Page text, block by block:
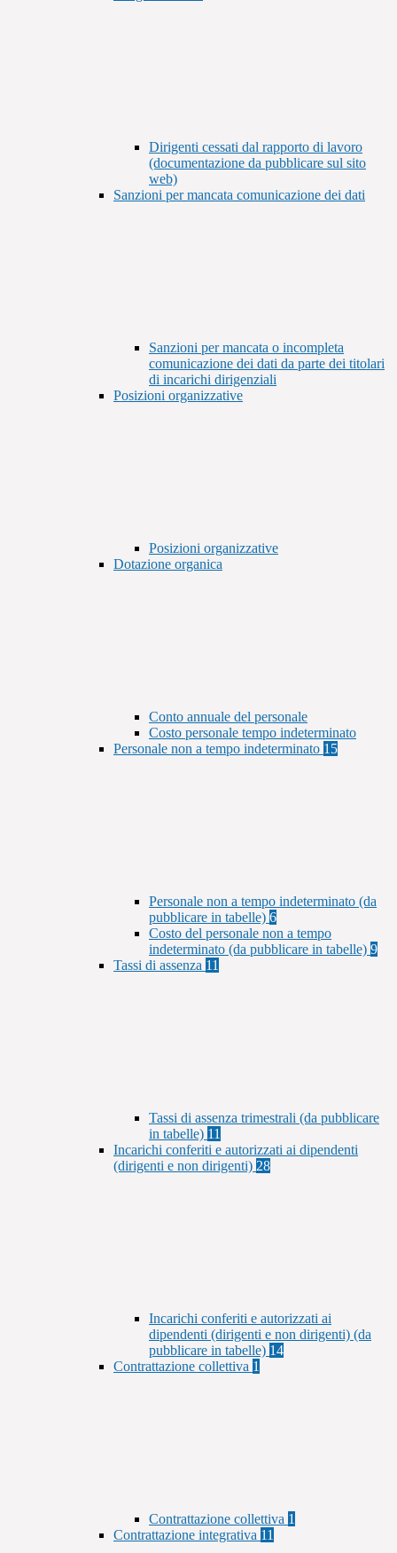
Dirigenti cessati dal rapporto di lavoro
(documentazione da pubblicare sul sito
web)
Sanzioni per mancata comunicazione dei dati
Sanzioni per mancata o incompleta
comunicazione dei dati da parte dei titolari
di incarichi dirigenziali
Posizioni organizzative
Posizioni organizzative
Dotazione organica
Conto annuale del personale
Costo personale tempo indeterminato
Personale non a tempo indeterminato 15
Personale non a tempo indeterminato (da
pubblicare in tabelle) 6
Costo del personale non a tempo
indeterminato (da pubblicare in tabelle) 9
Tassi di assenza 11
Tassi di assenza trimestrali (da pubblicare
in tabelle) 11
Incarichi conferiti e autorizzati ai dipendenti
(dirigenti e non dirigenti) 28
Incarichi conferiti e autorizzati ai
dipendenti (dirigenti e non dirigenti) (da
pubblicare in tabelle) 14
Contrattazione collettiva 1
Contrattazione collettiva 1
Contrattazione integrativa 11